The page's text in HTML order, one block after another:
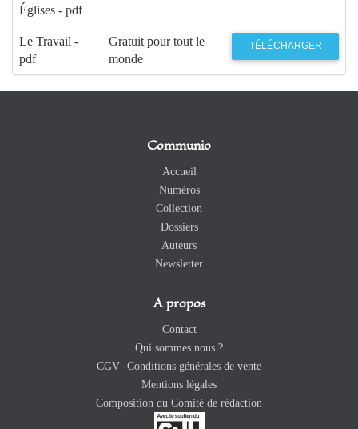
Églises - pdf
Le Travail -
pdf
Gratuit pour tout le
monde
TÉLÉCHARGER
Communio
Accueil
Numéros
Collection
Dossiers
Auteurs
Newsletter
A propos
Contact
Qui sommes nous ?
CGV -Conditions générales de vente
Mentions légales
Composition du Comité de rédaction